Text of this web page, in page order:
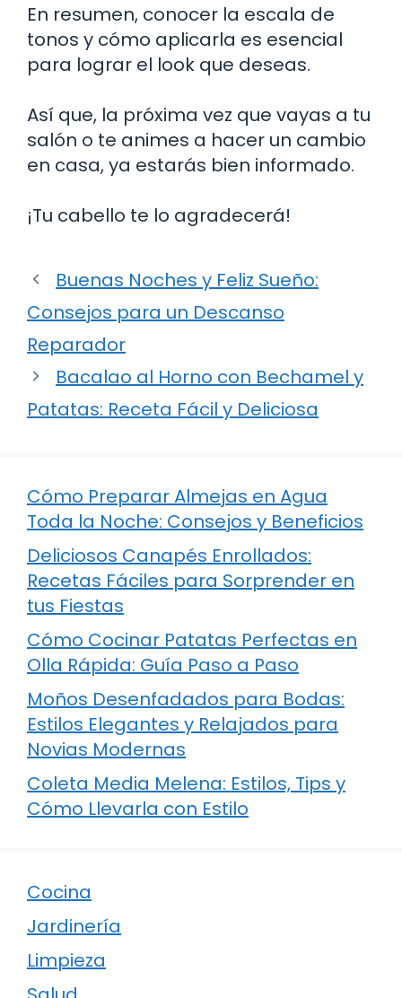
En resumen, conocer la escala de
tonos y cómo aplicarla es esencial
para lograr el look que deseas.
Así que, la próxima vez que vayas a tu
salón o te animes a hacer un cambio
en casa, ya estarás bien informado.
¡Tu cabello te lo agradecerá!
Buenas Noches y Feliz Sueño:
Consejos para un Descanso
Reparador
Bacalao al Horno con Bechamel y
Patatas: Receta Fácil y Deliciosa
Cómo Preparar Almejas en Agua
Toda la Noche: Consejos y Beneficios
Deliciosos Canapés Enrollados:
Recetas Fáciles para Sorprender en
tus Fiestas
Cómo Cocinar Patatas Perfectas en
Olla Rápida: Guía Paso a Paso
Moños Desenfadados para Bodas:
Estilos Elegantes y Relajados para
Novias Modernas
Coleta Media Melena: Estilos, Tips y
Cómo Llevarla con Estilo
Cocina
Jardinería
Limpieza